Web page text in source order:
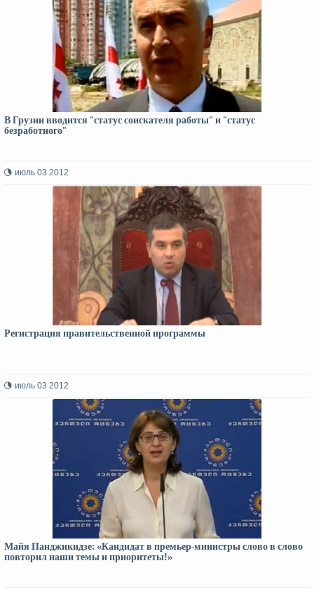
В Грузии вводится "статус соискателя работы" и "статус
безработного"
июль 03 2012
Регистрация правительственной программы
июль 03 2012
Майя Панджикидзе: «Кандидат в премьер-министры слово в слово
повторил наши темы и приоритеты!»